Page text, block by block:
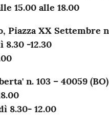
15.00 alle 18.00
Piazza XX Settembre
-12.30
n. 103 – 40059 (BO)
8.30- 12.00